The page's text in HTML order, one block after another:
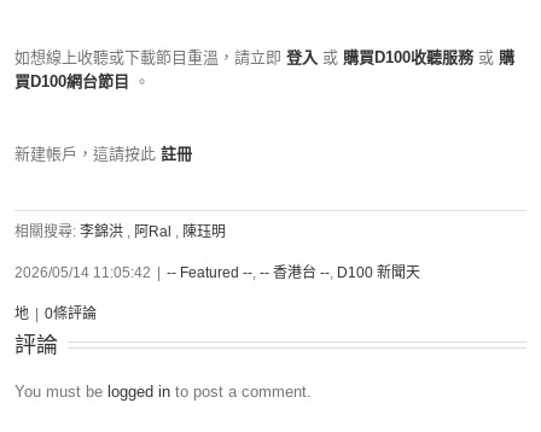
如想線上收聽或下載節目重溫，請立即 登入 或 購買D100收聽服務 或 購
買D100網台節目
。
新建帳戶，這請按此 註冊
相關搜尋: 李錦洪 , 阿Ral , 陳珏明
2026/05/14 11:05:42 -- Featured --, -- 香港台 --, D100 新聞天
地 0條評論
評論
You must be logged in to post a comment.